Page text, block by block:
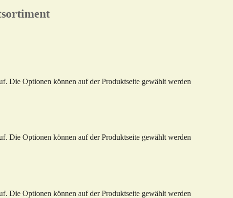
Die Optionen können auf der Produktseite gewählt werden
Die Optionen können auf der Produktseite gewählt werden
Die Optionen können auf der Produktseite gewählt werden